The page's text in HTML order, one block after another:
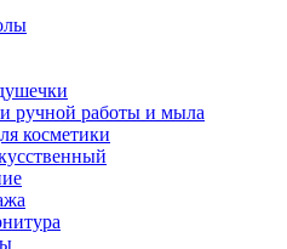
ручной работы и мыла
косметики